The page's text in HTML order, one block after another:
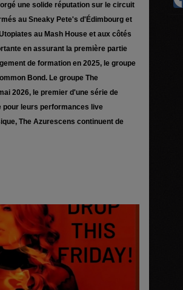
une solide réputation sur le circuit
au Sneaky Pete's d'Édimbourg et
au Mash House et aux côtés
en assurant la première partie
de formation en 2025, le groupe
Bond. Le groupe The
2026, le premier d'une série de
pour leurs performances live
The Azurescens continuent de